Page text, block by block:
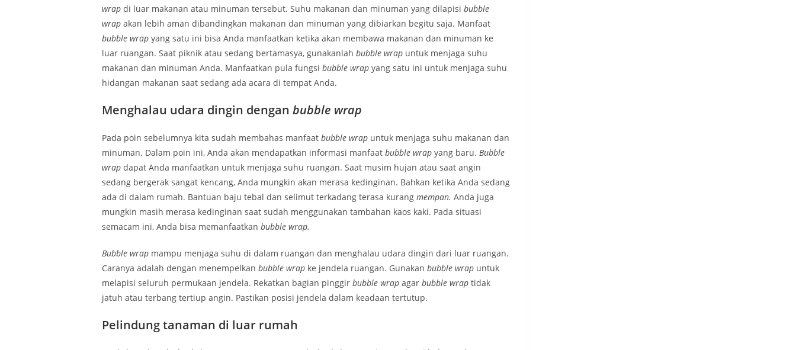
wrap di luar makanan atau minuman tersebut. Suhu makanan dan minuman yang dilapisi bubble
wrap akan lebih aman dibandingkan makanan dan minuman yang dibiarkan begitu saja. Manfaat
bubble wrap yang satu ini bisa Anda manfaatkan ketika akan membawa makanan dan minuman ke
luar ruangan. Saat piknik atau sedang bertamasya, gunakanlah bubble wrap untuk menjaga suhu
makanan dan minuman Anda. Manfaatkan pula fungsi bubble wrap yang satu ini untuk menjaga suhu
hidangan makanan saat sedang ada acara di tempat Anda.
Menghalau udara dingin dengan bubble wrap
Pada poin sebelumnya kita sudah membahas manfaat bubble wrap untuk menjaga suhu makanan dan
minuman. Dalam poin ini, Anda akan mendapatkan informasi manfaat bubble wrap yang baru. Bubble
wrap dapat Anda manfaatkan untuk menjaga suhu ruangan. Saat musim hujan atau saat angin
sedang bergerak sangat kencang, Anda mungkin akan merasa kedinginan. Bahkan ketika Anda sedang
ada di dalam rumah. Bantuan baju tebal dan selimut terkadang terasa kurang mempan. Anda juga
mungkin masih merasa kedinginan saat sudah menggunakan tambahan kaos kaki. Pada situasi
semacam ini, Anda bisa memanfaatkan bubble wrap.
Bubble wrap mampu menjaga suhu di dalam ruangan dan menghalau udara dingin dari luar ruangan.
Caranya adalah dengan menempelkan bubble wrap ke jendela ruangan. Gunakan bubble wrap untuk
melapisi seluruh permukaan jendela. Rekatkan bagian pinggir bubble wrap agar bubble wrap tidak
jatuh atau terbang tertiup angin. Pastikan posisi jendela dalam keadaan tertutup.
Pelindung tanaman di luar rumah